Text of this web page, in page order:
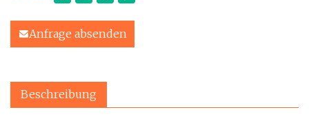
Anfrage absenden
Beschreibung